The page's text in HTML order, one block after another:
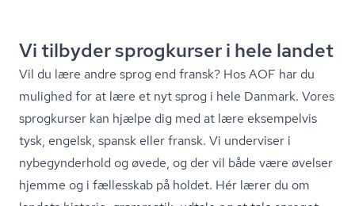
Vi tilbyder sprogkurser i hele landet
Vil du lære andre sprog end fransk? Hos AOF har du
mulighed for at lære et nyt sprog i hele Danmark. Vores
sprogkurser kan hjælpe dig med at lære eksempelvis
tysk, engelsk, spansk eller fransk. Vi underviser i
nybegynderhold og øvede, og der vil både være øvelser
hjemme og i fællesskab på holdet. Hér lærer du om